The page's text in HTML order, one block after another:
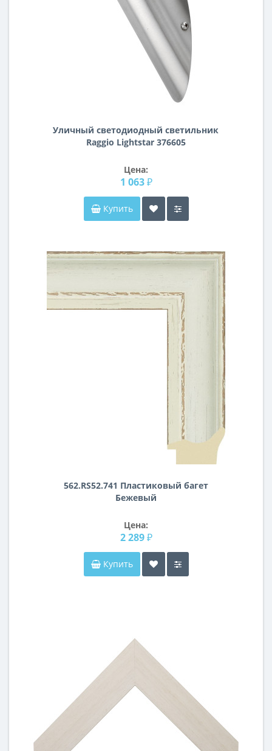
Уличный светодиодный светильник
Raggio Lightstar 376605
Цена:
1 063 ₽
Купить
562.RS52.741 Пластиковый багет
Бежевый
Цена:
2 289 ₽
Купить